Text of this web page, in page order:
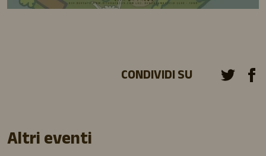
CONDIVIDI SU
Altri eventi